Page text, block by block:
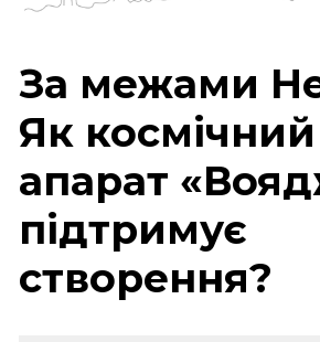
За межами
Як космічний
апарат
підтримує
створення?